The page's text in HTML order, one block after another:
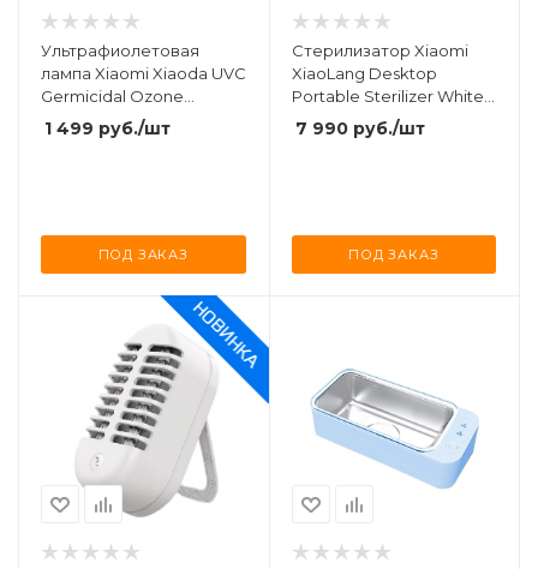
Ультрафиолетовая
лампа Xiaomi Xiaoda UVC
Germicidal Ozone
Sterilization Lamp
(ZW2.5D8Y-07)
1 499 руб./шт
ПОД ЗАКАЗ
Стерилизатор Xiaomi
XiaoLang Desktop
Portable Sterilizer White
(HD-ZMXDJ02)
7 990руб./шт
ПОД ЗАКАЗ